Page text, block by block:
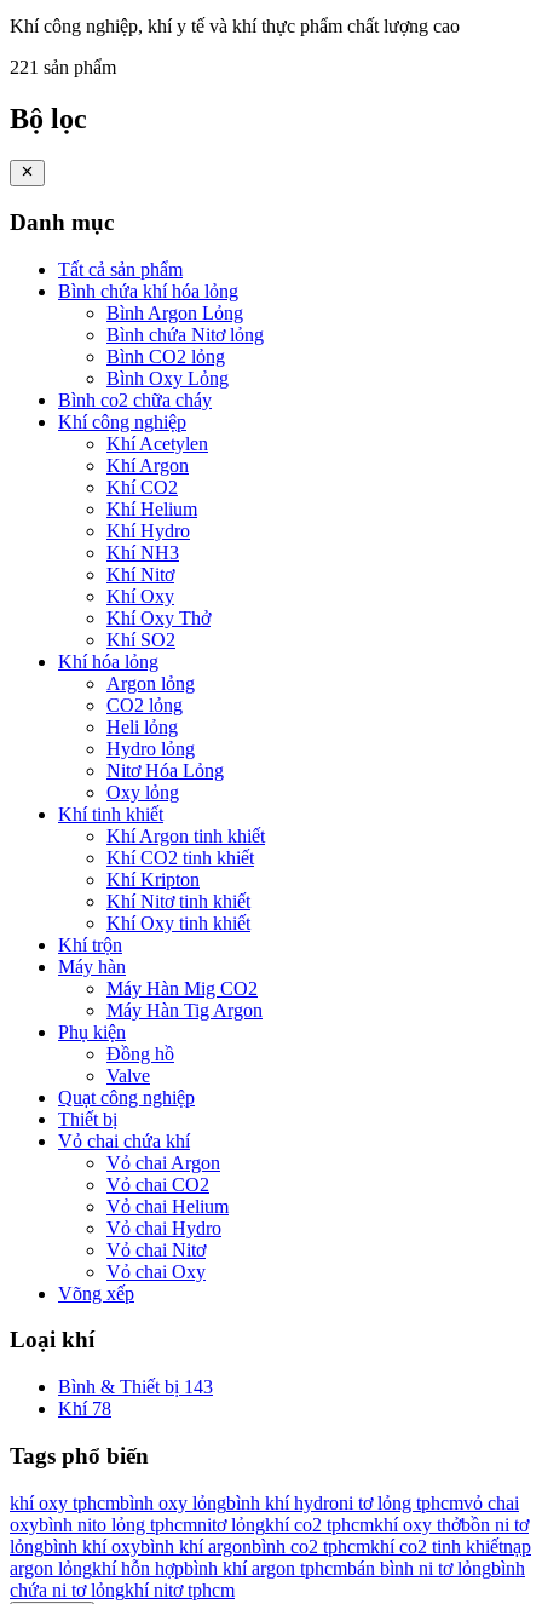
Khí công nghiệp, khí y tế và khí thực phẩm chất lượng cao
221 sản phẩm
Bộ lọc
Danh mục
Tất cả sản phẩm
Bình chứa khí hóa lỏng
Bình Argon Lỏng
Bình chứa Nitơ lỏng
Bình CO2 lỏng
Bình Oxy Lỏng
Bình co2 chữa cháy
Khí công nghiệp
Khí Acetylen
Khí Argon
Khí CO2
Khí Helium
Khí Hydro
Khí NH3
Khí Nitơ
Khí Oxy
Khí Oxy Thở
Khí SO2
Khí hóa lỏng
Argon lỏng
CO2 lỏng
Heli lỏng
Hydro lỏng
Nitơ Hóa Lỏng
Oxy lỏng
Khí tinh khiết
Khí Argon tinh khiết
Khí CO2 tinh khiết
Khí Kripton
Khí Nitơ tinh khiết
Khí Oxy tinh khiết
Khí trộn
Máy hàn
Máy Hàn Mig CO2
Máy Hàn Tig Argon
Phụ kiện
Đồng hồ
Valve
Quạt công nghiệp
Thiết bị
Vỏ chai chứa khí
Vỏ chai Argon
Vỏ chai CO2
Vỏ chai Helium
Vỏ chai Hydro
Vỏ chai Nitơ
Vỏ chai Oxy
Võng xếp
Loại khí
Bình & Thiết bị 143
Khí 78
Tags phổ biến
khí oxy tphcmbình oxy lỏngbình khí hydroni tơ lỏng tphcmvỏ chai
oxybình nito lỏng tphcmnitơ lỏngkhí co2 tphcmkhí oxy thởbồn ni tơ
lỏngbình khí oxybình khí argonbình co2 tphcmkhí co2 tinh khiếtnạp
argon lỏngkhí hỗn hợpbình khí argon tphcmbán bình ni tơ lỏngbình
chứa ni tơ lỏngkhí nitơ tphcm